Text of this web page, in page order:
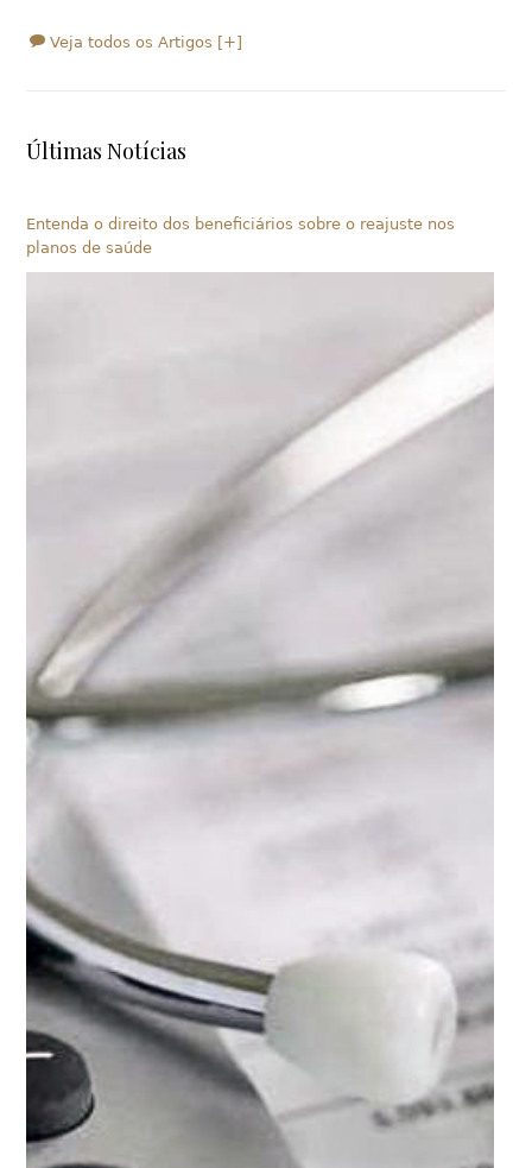
Veja todos os Artigos [+]
Últimas Notícias
Entenda o direito dos beneficiários sobre o reajuste nos
planos de saúde